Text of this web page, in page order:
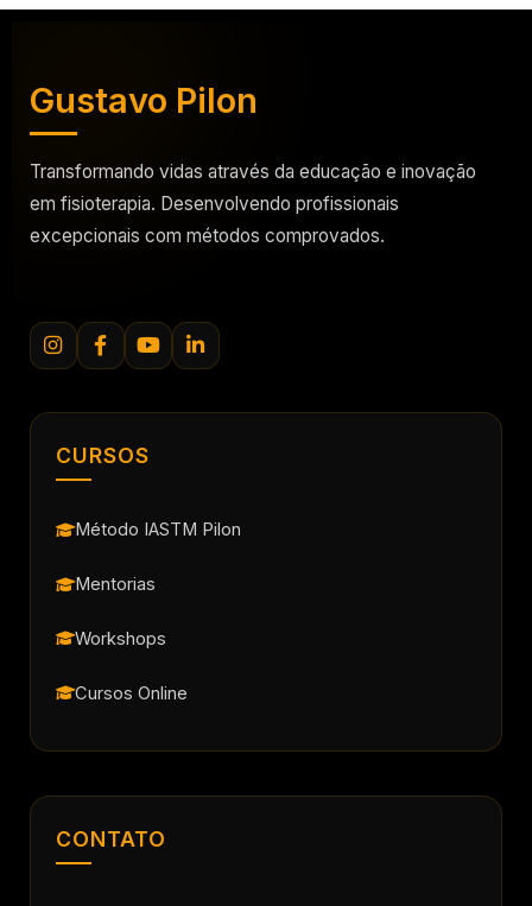
Gustavo Pilon
Transformando vidas através da educação e inovação
em fisioterapia. Desenvolvendo profissionais
excepcionais com métodos comprovados.
CURSOS
Método IASTM Pilon
Mentorias
Workshops
Cursos Online
CONTATO